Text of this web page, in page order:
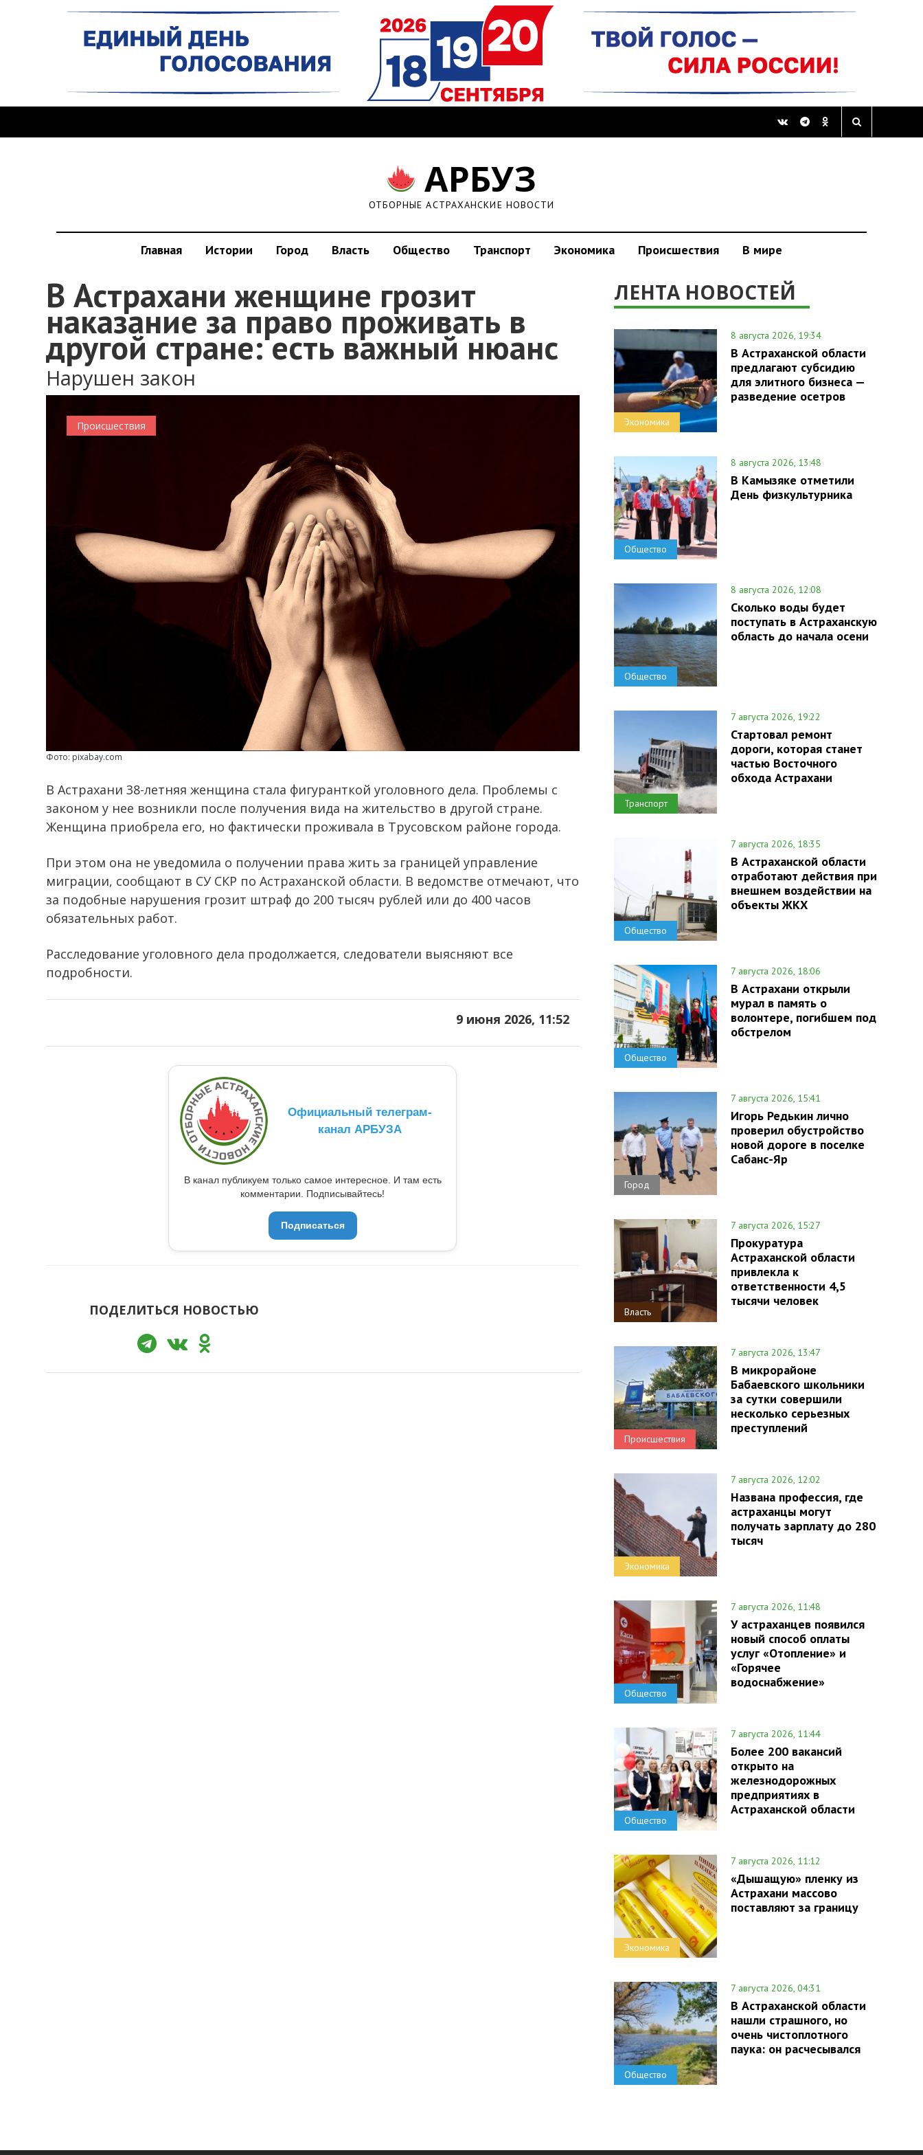
АРБУЗ
ОТБОРНЫЕ АСТРАХАНСКИЕ НОВОСТИ
Главная Истории Город Власть Общество Транспорт Экономика Происшествия В мире
В Астрахани женщине грозит
наказание за право проживать в
другой стране: есть важный нюанс
Нарушен закон
Происшествия
Фото: pixabay.com
В Астрахани 38-летняя женщина стала фигуранткой уголовного дела. Проблемы с
законом у нее возникли после получения вида на жительство в другой стране.
Женщина приобрела его, но фактически проживала в Трусовском районе города.
При этом она не уведомила о получении права жить за границей управление
миграции, сообщают в СУ СКР по Астраханской области. В ведомстве отмечают, что
за подобные нарушения грозит штраф до 200 тысяч рублей или до 400 часов
обязательных работ.
Расследование уголовного дела продолжается, следователи выясняют все
подробности.
9 июня 2026, 11:52
Официальный телеграм-
канал АРБУЗА
В канал публикуем только самое интересное. И там есть
комментарии. Подписывайтесь!
Подписаться
ПОДЕЛИТЬСЯ НОВОСТЬЮ
ЛЕНТА НОВОСТЕЙ
Экономика
8 августа 2026, 19:34
В Астраханской области
предлагают субсидию
для элитного бизнеса —
разведение осетров
Общество
8 августа 2026, 13:48
В Камызяке отметили
День физкультурника
Общество
8 августа 2026, 12:08
Сколько воды будет
поступать в Астраханскую
область до начала осени
Транспорт
7 августа 2026, 19:22
Стартовал ремонт
дороги, которая станет
частью Восточного
обхода Астрахани
Общество
7 августа 2026, 18:35
В Астраханской области
отработают действия при
внешнем воздействии на
объекты ЖКХ
Общество
7 августа 2026, 18:06
В Астрахани открыли
мурал в память о
волонтере, погибшем под
обстрелом
Город
7 августа 2026, 15:41
Игорь Редькин лично
проверил обустройство
новой дороге в поселке
Сабанс-Яр
Власть
7 августа 2026, 15:27
Прокуратура
Астраханской области
привлекла к
ответственности 4,5
тысячи человек
Происшествия
7 августа 2026, 13:47
В микрорайоне
Бабаевского школьники
за сутки совершили
несколько серьезных
преступлений
Экономика
7 августа 2026, 12:02
Названа профессия, где
астраханцы могут
получать зарплату до 280
тысяч
Общество
7 августа 2026, 11:48
У астраханцев появился
новый способ оплаты
услуг «Отопление» и
«Горячее
водоснабжение»
Общество
7 августа 2026, 11:44
Более 200 вакансий
открыто на
железнодорожных
предприятиях в
Астраханской области
Экономика
7 августа 2026, 11:12
«Дышащую» пленку из
Астрахани массово
поставляют за границу
Общество
7 августа 2026, 04:31
В Астраханской области
нашли страшного, но
очень чистоплотного
паука: он расчесывался